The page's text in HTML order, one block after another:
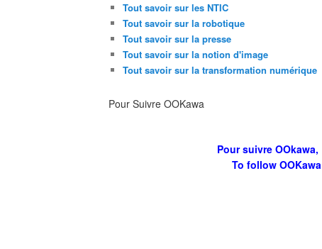
Tout savoir sur les NTIC
Tout savoir sur la robotique
Tout savoir sur la presse
Tout savoir sur la notion d'image
Tout savoir sur la transformation numérique
Pour Suivre OOKawa
Pour suivre OOkawa,
To follow OOKawa